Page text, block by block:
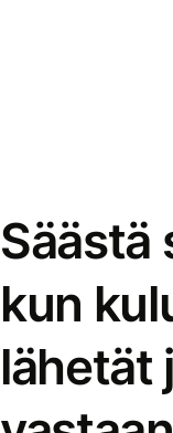
Säästä
kun
lähetät